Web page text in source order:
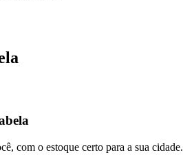
com o estoque certo para a sua cidade.